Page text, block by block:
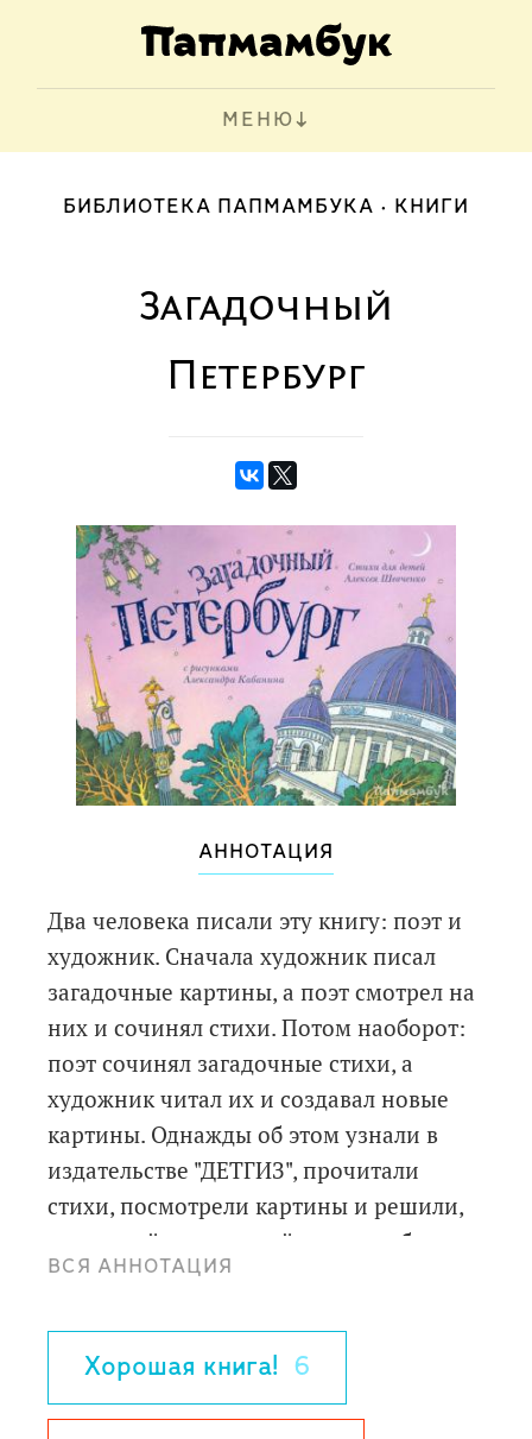
МЕНЮ
БИБЛИОТЕКА ПАПМАМБУКА КНИГИ
Загадочный
Петербург
АННОТАЦИЯ
Два человека писали эту книгу: поэт и
художник. Сначала художник писал
загадочные картины, а поэт смотрел на
них и сочинял стихи. Потом наоборот:
поэт сочинял загадочные стихи, а
художник читал их и создавал новые
картины. Однажды об этом узнали в
издательстве "ДЕТГИЗ", прочитали
стихи, посмотрели картины и решили,
что самый загадочный город на белом
свете - Санкт-Петербург. Так появилась
городе, который можно легко узнать
даже в самых загадочных стихах и на
самых загадочных картинах.
ВСЯ АННОТАЦИЯ
Хорошая книга! 6